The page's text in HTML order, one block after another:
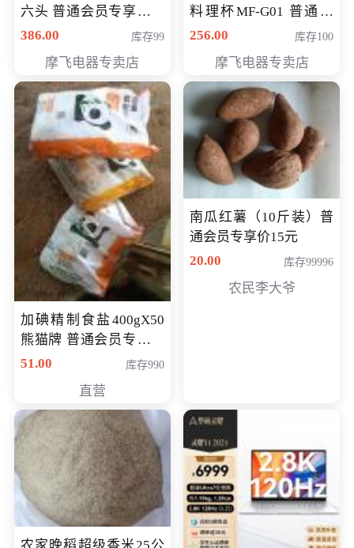
六头 普通会员专享价格
199元
386.00 库存99
摩飞电器专卖店
料理杯MF-G01 普通会
员专享价格118元
256.00 库存100
摩飞电器专卖店
加碘精制食盐400gX50
熊猫牌 普通会员专享价
格50元
51.00 库存990
直营
南瓜红薯（10斤装）普
通会员专享价15元
20.00
库存99996
农民李大爷